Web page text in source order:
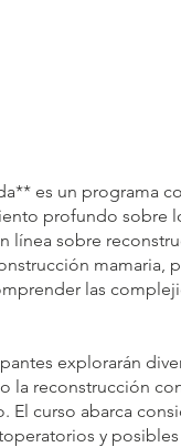
es un programa
profundo sobre
línea sobre
mamaria,
las
explorarán
la reconstrucción
curso abarca
y